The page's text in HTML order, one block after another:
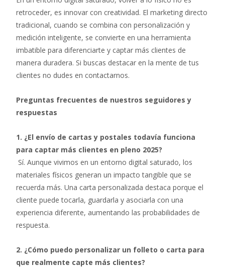
retroceder, es innovar con creatividad. El marketing directo
tradicional, cuando se combina con personalización y
medición inteligente, se convierte en una herramienta
imbatible para diferenciarte y captar más clientes de
manera duradera. Si buscas destacar en la mente de tus
clientes no dudes en contactarnos.
Preguntas frecuentes de nuestros seguidores y
respuestas
1. ¿El envío de cartas y postales todavía funciona
para captar más clientes en pleno 2025?
Sí. Aunque vivimos en un entorno digital saturado, los
materiales físicos generan un impacto tangible que se
recuerda más. Una carta personalizada destaca porque el
cliente puede tocarla, guardarla y asociarla con una
experiencia diferente, aumentando las probabilidades de
respuesta.
2. ¿Cómo puedo personalizar un folleto o carta para
que realmente capte más clientes?